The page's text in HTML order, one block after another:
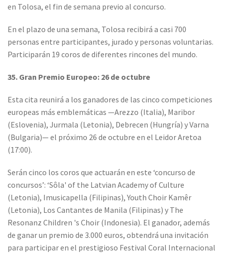
en Tolosa, el fin de semana previo al concurso.
En el plazo de una semana, Tolosa recibirá a casi 700
personas entre participantes, jurado y personas voluntarias.
Participarán 19 coros de diferentes rincones del mundo.
35. Gran Premio Europeo: 26 de octubre
Esta cita reunirá a los ganadores de las cinco competiciones
europeas más emblemáticas —Arezzo (Italia), Maribor
(Eslovenia), Jurmala (Letonia), Debrecen (Hungría) y Varna
(Bulgaria)— el próximo 26 de octubre en el Leidor Aretoa
(17:00).
Serán cinco los coros que actuarán en este ‘concurso de
concursos’: ‘Sôla' of the Latvian Academy of Culture
(Letonia), Imusicapella (Filipinas), Youth Choir Kamêr
(Letonia), Los Cantantes de Manila (Filipinas) y The
Resonanz Children 's Choir (Indonesia). El ganador, además
de ganar un premio de 3.000 euros, obtendrá una invitación
para participar en el prestigioso Festival Coral Internacional